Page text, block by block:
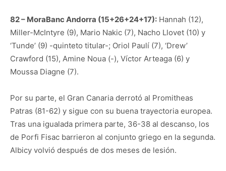
82 – MoraBanc Andorra (15+26+24+17): Hannah (12),
Miller-McIntyre (9), Mario Nakic (7), Nacho Llovet (10) y
‘Tunde’ (9) -quinteto titular-; Oriol Paulí (7), ‘Drew’
Crawford (15), Amine Noua (-), Víctor Arteaga (6) y
Moussa Diagne (7).
Por su parte, el Gran Canaria derrotó al Promitheas
Patras (81-62) y sigue con su buena trayectoria europea.
Tras una igualada primera parte, 36-38 al descanso, los
de Porfi Fisac barrieron al conjunto griego en la segunda.
Albicy volvió después de dos meses de lesión.